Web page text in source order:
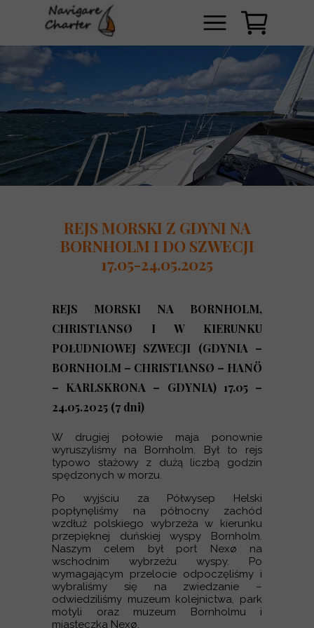
REJS MORSKI Z GDYNI NA
BORNHOLM I DO SZWECJI
17.05-24.05.2025
REJS MORSKI NA BORNHOLM,
CHRISTIANSØ I W KIERUNKU
POŁUDNIOWEJ SZWECJI (GDYNIA –
BORNHOLM – CHRISTIANSØ – HANÖ
– KARLSKRONA – GDYNIA) 17.05 –
24.05.2025 (7 dni)
W drugiej połowie maja ponownie
wyruszyliśmy na Bornholm. Był to rejs
typowo stażowy z dużą liczbą godzin
spędzonych w morzu.
Po wyjściu za Półwysep Helski
popłynęliśmy na północny zachód
wzdłuż polskiego wybrzeża w kierunku
przepięknej duńskiej wyspy Bornholm.
Naszym celem był port Nexø na
wschodnim wybrzeżu wyspy. Po
wymagającym przelocie odpoczęliśmy i
wybraliśmy się na zwiedzanie –
odwiedziliśmy muzeum kolejnictwa, park
motyli oraz muzeum Bornholmu i
miasteczka Nexø.